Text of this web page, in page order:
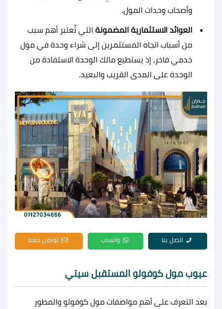
وأصحاب وحدات المول.
العوائد الاستثمارية المضمونة التي تُعتبر أهم سبب
من أسباب اتجاه المستثمرين إلى شراء وحدة في مول
خدمي فاخر، إذ يستطيع مالك الوحدة الاستفادة من
الوحدة على المدى القريب والبعيد.
اتصل بنا واتساب تواصل معنا
عيوب مول كوفولو المستقبل سيتي
بعد التعرف على أهم مواصفات مول كوفولو والمطور